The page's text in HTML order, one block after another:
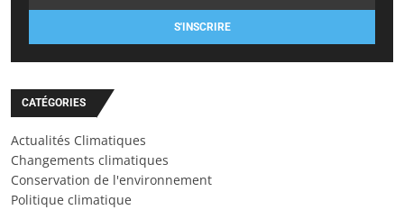
S'INSCRIRE
CATÉGORIES
Actualités Climatiques
Changements climatiques
Conservation de l'environnement
Politique climatique